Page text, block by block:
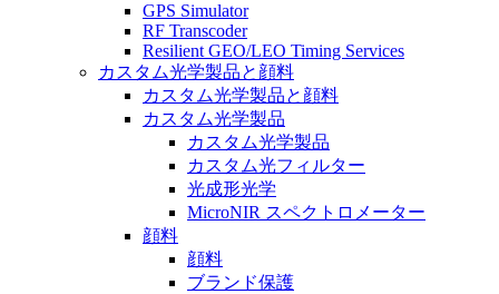
GPS Simulator
RF Transcoder
Resilient GEO/LEO Timing Services
カスタム光学製品と顔料
カスタム光学製品と顔料
カスタム光学製品
カスタム光学製品
カスタム光フィルター
光成形光学
MicroNIR スペクトロメーター
顔料
顔料
ブランド保護